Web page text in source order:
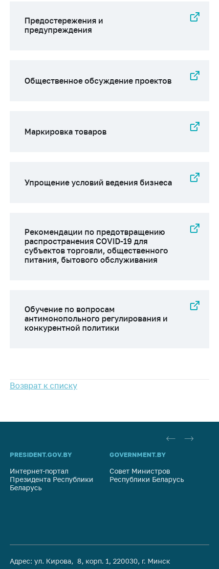
Предостережения и
предупреждения
Общественное обсуждение проектов
Маркировка товаров
Упрощение условий ведения бизнеса
Рекомендации по предотвращению
распространения COVID-19 для
субъектов торговли, общественного
питания, бытового обслуживания
Обучение по вопросам
антимонопольного регулирования и
конкурентной политики
Возврат к списку
PRESIDENT.GOV.BY
Интернет-портал
Президента Республики
Беларусь
GOVERNMENT.BY
Совет Министров
Республики Беларусь
Адрес: ул. Кирова, 8, корп. 1, 220030, г. Минск